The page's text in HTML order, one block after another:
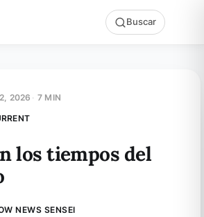
Buscar
2026 · 7 MIN
los tiempos del
NEWS SENSEI